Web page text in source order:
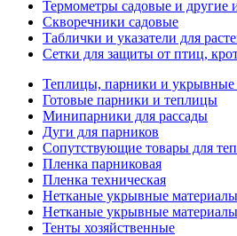
Термометры садовые и другие
Скворечники садовые
Таблички и указатели для
Сетки для защиты от птиц,
Теплицы, парники и укрывные
Готовые парники и теплицы
Минипарники для рассады
Дуги для парников
Сопутствующие товары для
Пленка парниковая
Пленка техническая
Нетканые укрывные материалы
Нетканые укрывные
Тенты хозяйственные